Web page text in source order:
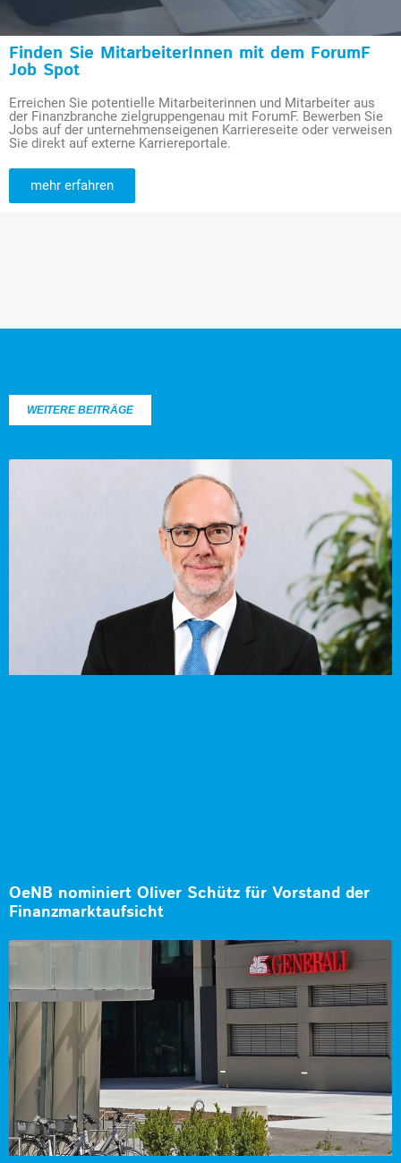
Finden Sie MitarbeiterInnen mit dem ForumF
Job Spot
Erreichen Sie potentielle Mitarbeiterinnen und Mitarbeiter aus
der Finanzbranche zielgruppengenau mit ForumF. Bewerben Sie
Jobs auf der unternehmenseigenen Karriereseite oder verweisen
Sie direkt auf externe Karriereportale.
mehr erfahren
WEITERE BEITRÄGE
OeNB nominiert Oliver Schütz für Vorstand der
Finanzmarktaufsicht